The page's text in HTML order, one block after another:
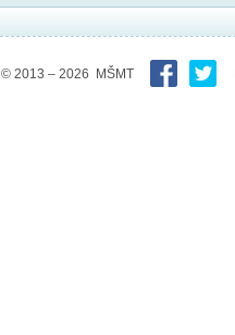
© 2013 – 2026 MŠMT